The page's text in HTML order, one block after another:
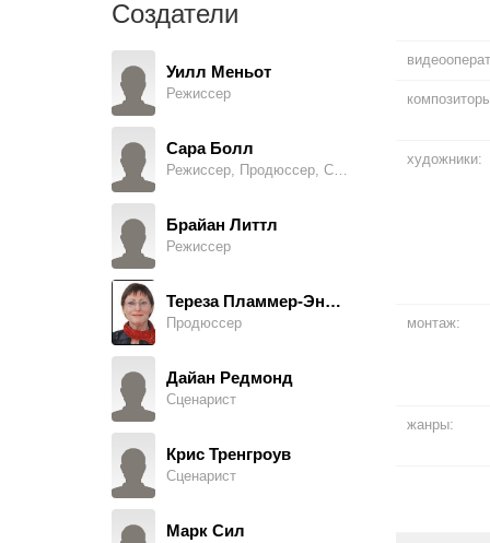
Лорелей Кинг
Нил Морисси
Алан Марриотт
Лачиль Карл
Ли Инглби
Джоэнн Фрогатт
Блейк Харрисон
Создатели
Уилл Меньот
Режиссер
Сара Болл
Брайан Литтл
Режиссер
Тереза Пламмер-Эндрюс
Продюссер
Дайан Редмонд
Сценарист
Крис Тренгроув
Сценарист
Марк Сил
художники:
монтаж:
жанры: